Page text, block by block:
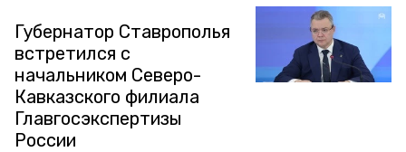
Губернатор Ставрополья
встретился с
начальником Северо-
Кавказского филиала
Главгосэкспертизы
России